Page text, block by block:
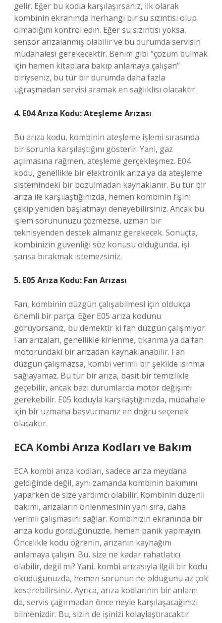
gelir. Eğer bu kodla karşılaşırsanız, ilk olarak
kombinin ekranında herhangi bir su sızıntısı olup
olmadığını kontrol edin. Eğer su sızıntısı yoksa,
sensör arızalanmış olabilir ve bu durumda servisin
müdahalesi gerekecektir. Benim gibi “çözüm bulmak
için hemen kitaplara bakıp anlamaya çalışan”
biriyseniz, bu tür bir durumda daha fazla
uğraşmadan servisi aramak en sağlıklısı olacaktır.
4. E04 Arıza Kodu: Ateşleme Arızası
Bu arıza kodu, kombinin ateşleme işlemi sırasında
bir sorunla karşılaştığını gösterir. Yani, gaz
açılmasına rağmen, ateşleme gerçekleşmez. E04
kodu, genellikle bir elektronik arıza ya da ateşleme
sistemindeki bir bozulmadan kaynaklanır. Bu tür bir
arıza ile karşılaştığınızda, hemen kombinin fişini
çekip yeniden başlatmayı deneyebilirsiniz. Ancak bu
işlem sorununuzu çözmezse, uzman bir
teknisyenden destek almanız gerekecek. Sonuçta,
kombinizin güvenliği söz konusu olduğunda, işi
şansa bırakmak istemezsiniz.
5. E05 Arıza Kodu: Fan Arızası
Fan, kombinin düzgün çalışabilmesi için oldukça
önemli bir parça. Eğer E05 arıza kodunu
görüyorsanız, bu demektir ki fan düzgün çalışmıyor.
Fan arızaları, genellikle kirlenme, tıkanma ya da fan
motorundaki bir arızadan kaynaklanabilir. Fan
düzgün çalışmazsa, kombi verimli bir şekilde ısınma
sağlayamaz. Bu tür bir arıza, basit bir temizlikle
geçebilir, ancak bazı durumlarda motor değişimi
gerekebilir. E05 koduyla karşılaştığınızda, müdahale
için bir uzmana başvurmanız en doğru seçenek
olacaktır.
ECA Kombi Arıza Kodları ve Bakım
ECA kombi arıza kodları, sadece arıza meydana
geldiğinde değil, aynı zamanda kombinin bakımını
yaparken de size yardımcı olabilir. Kombinin düzenli
bakımı, arızaların önlenmesinin yanı sıra, daha
verimli çalışmasını sağlar. Kombinizin ekranında bir
arıza kodu gördüğünüzde, hemen panik yapmayın.
Öncelikle kodu öğrenin, arızanın kaynağını
anlamaya çalışın. Bu, size ne kadar rahatlatıcı
olabilir, değil mi? Yani, kombi arızasıyla ilgili bir kodu
okuduğunuzda, hemen sorunun ne olduğunu az çok
kestirebilirsiniz. Ayrıca, arıza kodlarının bir anlamı
da, servis çağırmadan önce neyle karşılaşacağınızı
bilmenizdir. Bu, sizin de işinizi kolaylaştıracaktır.